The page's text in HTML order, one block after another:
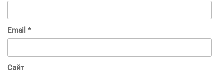
Email *
Сайт